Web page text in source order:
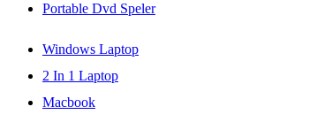
Portable Dvd Speler
Windows Laptop
2 In 1 Laptop
Macbook